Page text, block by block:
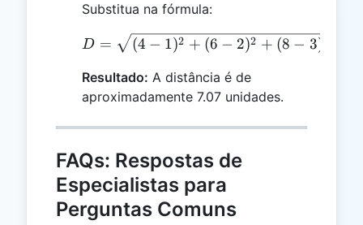
Substitua na fórmula:
D = \sqrt{(4 - 1)^2 +
D = (4 − 1)2 + (6 − 2)2 + (8 − 3)
Resultado: A distância é de
aproximadamente 7.07 unidades.
FAQs: Respostas de
Especialistas para
Perguntas Comuns